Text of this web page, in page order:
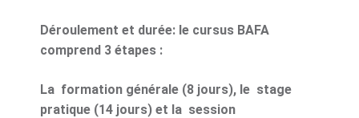
Déroulement et durée: le cursus BAFA
comprend 3 étapes :
La formation générale (8 jours), le stage
pratique (14 jours) et la session